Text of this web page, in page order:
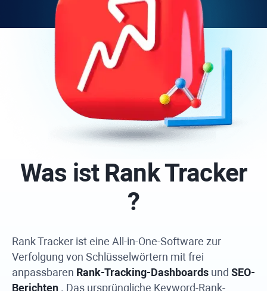
Was ist Rank Tracker
?
Rank Tracker ist eine All-in-One-Software zur
Verfolgung von Schlüsselwörtern mit frei
anpassbaren Rank-Tracking-Dashboards und SEO-
Berichten . Das ursprüngliche Keyword-Rank-